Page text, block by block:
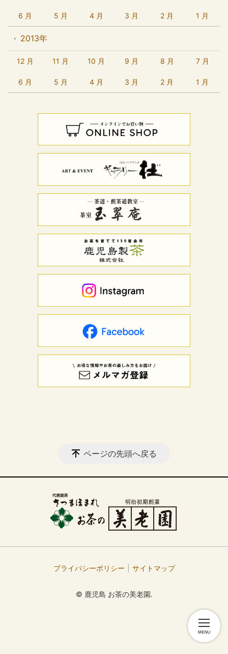
6 月 5 月 4 月 3 月 2 月 1 月
2013年
12 月 11 月 10 月 9 月 8 月 7 月
6 月 5 月 4 月 3 月 2 月 1 月
ページの先頭へ戻る
プライバシーポリシー サイトマップ
© 鹿児島 お茶の美老園.